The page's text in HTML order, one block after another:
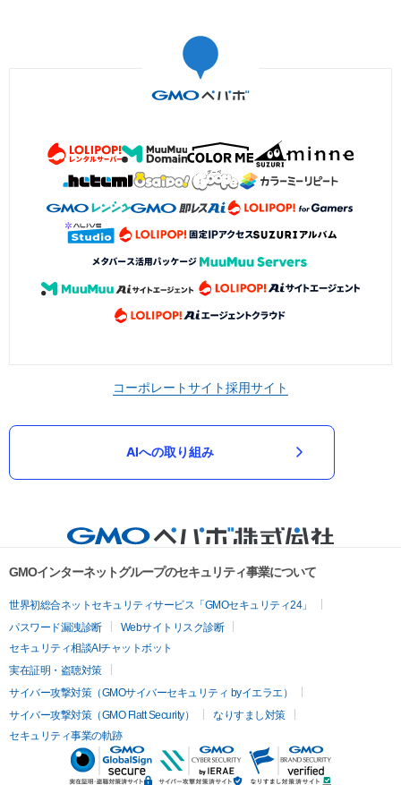
コーポレートサイト採用サイト
AIへの取り組み
GMOインターネットグループのセキュリティ事業について
世界初総合ネットセキュリティサービス「GMOセキュリティ24」
パスワード漏洩診断
Webサイトリスク診断
セキュリティ相談AIチャットボット
実在証明・盗聴対策
サイバー攻撃対策（GMOサイバーセキュリティ byイエラエ）
サイバー攻撃対策（GMO Flatt Security）
なりすまし対策
セキュリティ事業の軌跡